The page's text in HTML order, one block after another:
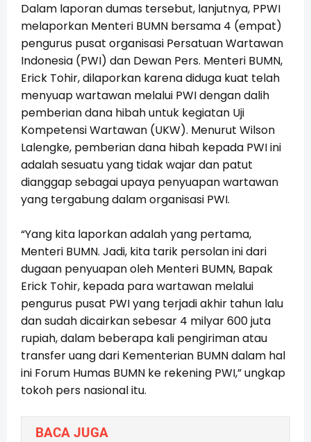
Dalam laporan dumas tersebut, lanjutnya, PPWI
melaporkan Menteri BUMN bersama 4 (empat)
pengurus pusat organisasi Persatuan Wartawan
Indonesia (PWI) dan Dewan Pers. Menteri BUMN,
Erick Tohir, dilaporkan karena diduga kuat telah
menyuap wartawan melalui PWI dengan dalih
pemberian dana hibah untuk kegiatan Uji
Kompetensi Wartawan (UKW). Menurut Wilson
Lalengke, pemberian dana hibah kepada PWI ini
adalah sesuatu yang tidak wajar dan patut
dianggap sebagai upaya penyuapan wartawan
yang tergabung dalam organisasi PWI.
“Yang kita laporkan adalah yang pertama,
Menteri BUMN. Jadi, kita tarik persolan ini dari
dugaan penyuapan oleh Menteri BUMN, Bapak
Erick Tohir, kepada para wartawan melalui
pengurus pusat PWI yang terjadi akhir tahun lalu
dan sudah dicairkan sebesar 4 milyar 600 juta
rupiah, dalam beberapa kali pengiriman atau
transfer uang dari Kementerian BUMN dalam hal
ini Forum Humas BUMN ke rekening PWI,” ungkap
tokoh pers nasional itu.
BACA JUGA